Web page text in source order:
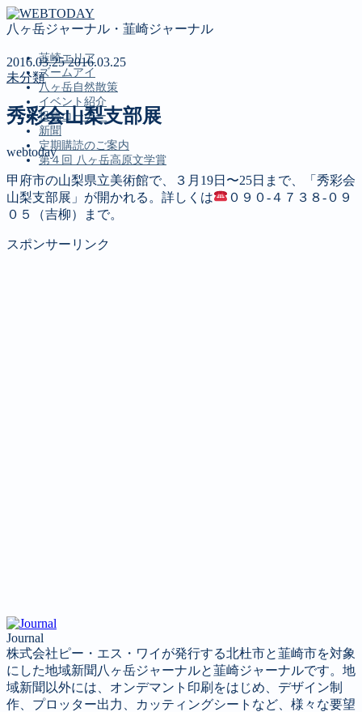
八ヶ岳ジャーナル・韮崎ジャーナル
韮崎エリア
ズームアイ
八ヶ岳自然散策
イベント紹介
投稿コーナー
新聞
定期購読のご案内
第４回 八ヶ岳高原文学賞
MENU
韮崎エリア
ズームアイ
2016.03.252016.03.25
未分類
秀彩会山梨支部展
webtoday
甲府市の山梨県立美術館で、３月19日〜25日まで、「秀彩会
山梨支部展」が開かれる。詳しくは
０９０‐４７３８‐０９
０５（吉柳）まで。
スポンサーリンク
Journal
株式会社ピー・エス・ワイが発行する北杜市と韮崎市を対象
にした地域新聞八ヶ岳ジャーナルと韮崎ジャーナルです。地
域新聞以外には、オンデマント印刷をはじめ、デザイン制
作、プロッター出力、カッティングシートなど、様々な要望